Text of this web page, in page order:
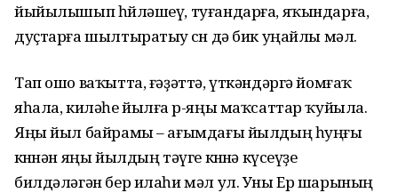
йыйылышып һөйләшеү, туғандарға, яҡындарға,
дуҫтарға шылтыратыу өсөн дә бик уңайлы мәл.
Тап ошо ваҡытта, ғәҙәттә, үт­кәндәргә йомғаҡ
яһала, киләһе йылға өр-яңы маҡсаттар ҡуйыла.
Яңы йыл байрамы – ағымдағы йылдың һуңғы
көнөнән яңы йылдың тәүге көнөнә күсеүҙе
билдәләгән бер илаһи мәл ул. Уны Ер шарының